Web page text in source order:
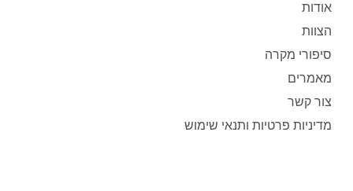
אודות
הצוות
סיפורי מקרה
מאמרים
צור קשר
מדיניות פרטיות ותנאי שימוש